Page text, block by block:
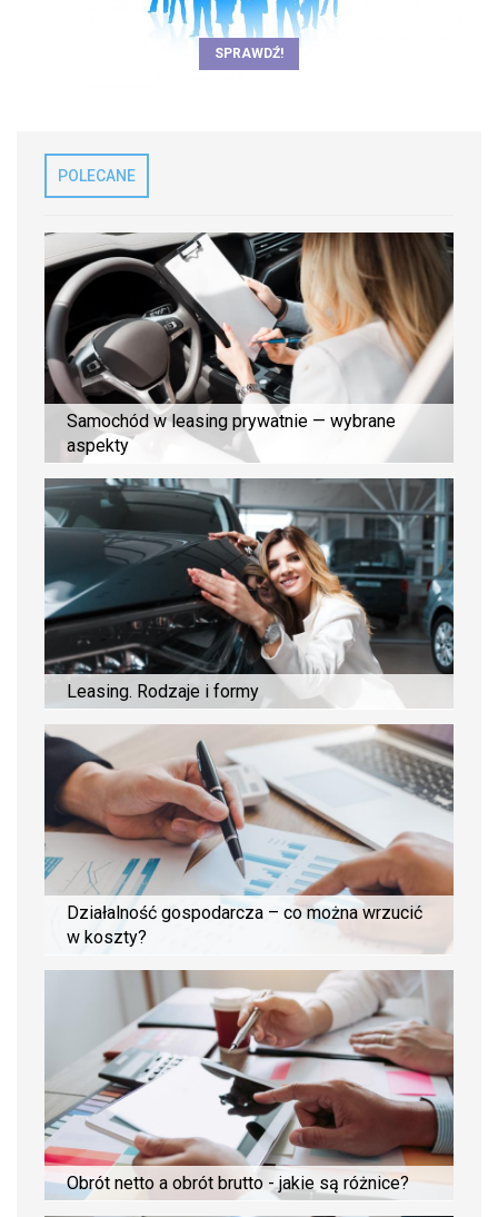
SPRAWDŹ!
POLECANE
Samochód w leasing prywatnie — wybrane
aspekty
Leasing. Rodzaje i formy
Działalność gospodarcza – co można wrzucić
w koszty?
Obrót netto a obrót brutto - jakie są różnice?